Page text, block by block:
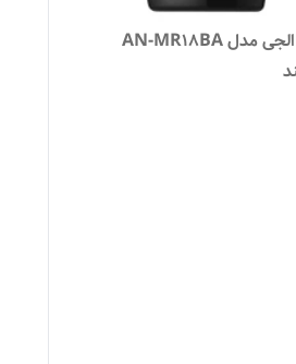
کنترل الجی مدل AN-MR18BA